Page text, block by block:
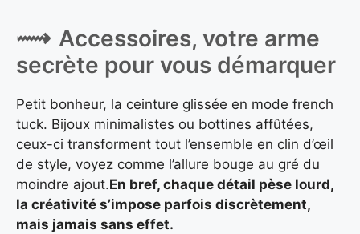
Accessoires, votre arme
secrète pour vous démarquer
Petit bonheur, la ceinture glissée en mode french
tuck. Bijoux minimalistes ou bottines affûtées,
ceux-ci transforment tout l’ensemble en clin d’œil
de style, voyez comme l’allure bouge au gré du
moindre ajout.En bref, chaque détail pèse lourd,
la créativité s’impose parfois discrètement,
mais jamais sans effet.